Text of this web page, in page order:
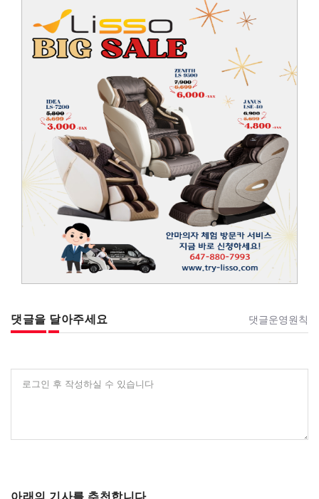
댓글을 달아주세요 댓글운영원칙
로그인 후 작성하실 수 있습니다
아래의 기사를 추천합니다